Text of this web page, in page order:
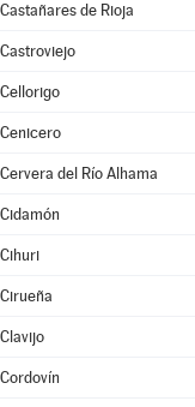
Castañares de Rioja
Castroviejo
Cellorigo
Cenicero
Cervera del Río Alhama
Cidamón
Cihuri
Cirueña
Clavijo
Cordovín